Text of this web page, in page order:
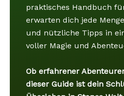
praktisches Handbuch
erwarten dich jede
und nützliche Tipps in
voller Magie und
Ob erfahrener
dieser Guide ist dein